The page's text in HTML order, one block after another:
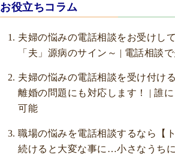
お役立ちコラム
夫婦の悩みの電話相談をお受けし
「夫」源病のサイン～ | 電話相談
夫婦の悩みの電話相談を受け付け
離婚の問題にも対応します！ | 誰
可能
職場の悩みを電話相談するなら【
続けると大変な事に…小さなうち